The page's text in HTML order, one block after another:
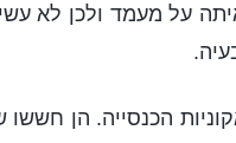
על מעמד ולכן לא
הכנסייה. הן